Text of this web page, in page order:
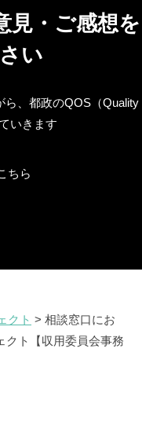
見・ご感想を
い
ら、都政のQOS（Quality
いきます
ちら
クト > 相談窓口にお
クト【収用委員会事務